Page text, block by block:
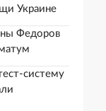
Украине
Федоров
систему